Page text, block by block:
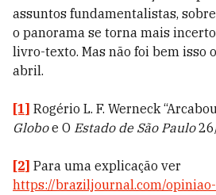
assuntos fundamentalistas,
o panorama se torna mais
livro-texto. Mas não foi bem isso
abril.
[1] Rogério L. F. Werneck
Globoe O Estado de São Paulo
[2] Para uma explicação ver
https://braziljournal.com/